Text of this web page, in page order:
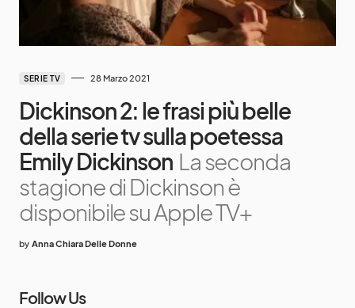
SERIE TV 28 Marzo 2021
Dickinson 2: le frasi più belle
della serie tv sulla poetessa
Emily Dickinson La seconda
stagione di Dickinson è
disponibile su Apple TV+
by Anna Chiara Delle Donne
Follow Us